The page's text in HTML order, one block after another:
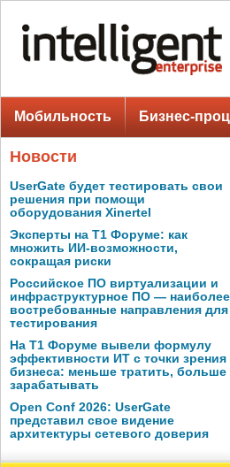
Мобильность Бизнес-
Новости
UserGate будет тестировать свои
решения при помощи
оборудования Xinertel
Эксперты на Т1 Форуме: как
множить ИИ-возможности,
сокращая риски
Российское ПО виртуализации и
инфраструктурное ПО — наиболее
востребованные направления для
тестирования
На Т1 Форуме вывели формулу
эффективности ИТ с точки зрения
бизнеса: меньше тратить, больше
зарабатывать
Open Conf 2026: UserGate
представил свое видение
архитектуры сетевого доверия